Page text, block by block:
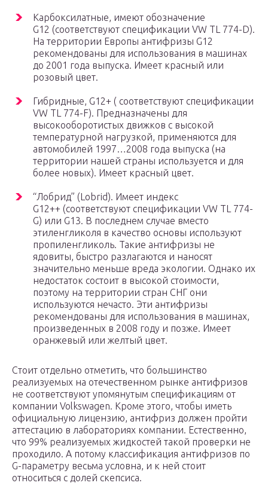
Карбоксилатные, имеют обозначение
G12 (соответствуют спецификации VW TL 774-D).
На территории Европы антифризы G12
рекомендованы для использования в машинах
до 2001 года выпуска. Имеет красный или
розовый цвет.
Гибридные, G12+ ( соответствуют спецификации
VW TL 774-F). Предназначены для
высокооборотистых движков с высокой
температурной нагрузкой, применяются для
автомобилей 1997…2008 года выпуска (на
территории нашей страны используется и для
более новых). Имеет красный цвет.
“Лобрид” (Lobrid). Имеет индекс
G12++ (соответствуют спецификации VW TL 774-
G) или G13. В последнем случае вместо
этиленгликоля в качество основы используют
пропиленгликоль. Такие антифризы не
ядовиты, быстро разлагаются и наносят
значительно меньше вреда экологии. Однако их
недостаток состоит в высокой стоимости,
поэтому на территории стран СНГ они
используются нечасто. Эти антифризы
рекомендованы для использования в машинах,
произведенных в 2008 году и позже. Имеет
оранжевый или желтый цвет.
Стоит отдельно отметить, что большинство
реализуемых на отечественном рынке антифризов
не соответствуют упомянутым спецификациям от
компании Volkswagen. Кроме этого, чтобы иметь
официальную лицензию, антифриз должен пройти
аттестацию в лабораториях компании. Естественно,
что 99% реализуемых жидкостей такой проверки не
проходило. А потому классификация антифризов по
G-параметру весьма условна, и к ней стоит
относиться с долей скепсиса.